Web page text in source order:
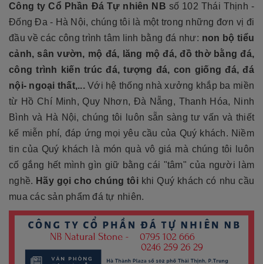
Công ty Cổ Phần Đá Tự nhiên NB số 102 Thái Thịnh -
Đống Đa - Hà Nội, chúng tôi là một trong những đơn vị đi
đầu về các công trình tâm linh bằng đá như: non bộ tiểu
cảnh, sân vườn, mộ đá, lăng mộ đá, đồ thờ bằng đá,
công trình kiến trúc đá, tượng đá, con giống đá, đá
nội- ngoại thất,...Với hệ thống nhà xưởng khắp ba miền
từ Hồ Chí Minh, Quy Nhơn, Đà Nẵng, Thanh Hóa, Ninh
Bình và Hà Nội, chúng tôi luôn sẵn sàng tư vấn và thiết
kế miễn phí, đáp ứng mọi yêu cầu của Quý khách. Niềm
tin của Quý khách là món quà vô giá mà chúng tôi luôn
cố gắng hết mình gìn giữ bằng cái "tâm" của người làm
nghề. Hãy gọi cho chúng tôikhi Quý khách có nhu cầu
mua các sản phẩm đá tự nhiên.